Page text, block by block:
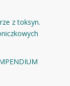
z toksyn.